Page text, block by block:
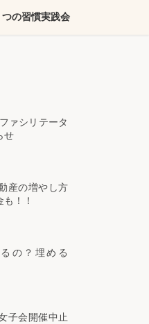
つの習慣実践会
ァシリテータ
せ
産の増やし方
！！
の？埋める
子会開催中止